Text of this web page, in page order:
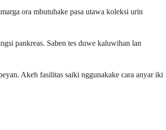
ora mbutuhake pasa utawa koleksi urin
pankreas. Saben tes duwe kaluwihan lan
Akeh fasilitas saiki nggunakake cara anyar iki